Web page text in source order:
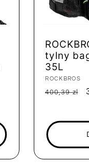
tylny
35L
Dostawca:
ROCKBROS
Cena
400,39 zl